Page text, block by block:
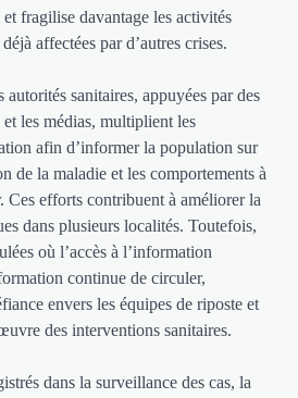
fragilise davantage les activités
affectées par d’autres crises.
autorités sanitaires, appuyées par des
les médias, multiplient les
afin d’informer la population sur
de la maladie et les comportements à
Ces efforts contribuent à améliorer la
dans plusieurs localités. Toutefois,
où l’accès à l’information
continue de circuler,
envers les équipes de riposte et
des interventions sanitaires.
dans la surveillance des cas, la